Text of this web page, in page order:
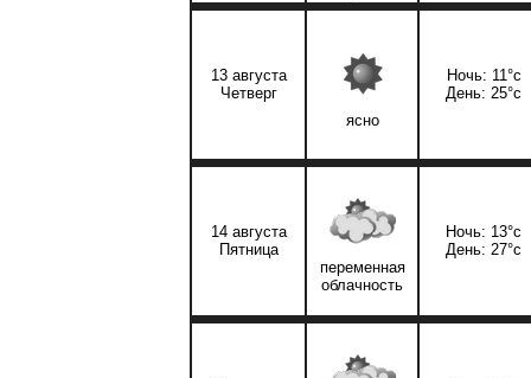
13 августа
Четверг
ясно
Ночь: 11°c
День: 25°c
14 августа
Пятница
переменная
облачность
Ночь: 13°c
День: 27°c